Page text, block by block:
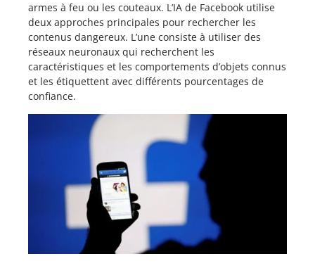
armes à feu ou les couteaux. L’IA de Facebook utilise
deux approches principales pour rechercher les
contenus dangereux. L’une consiste à utiliser des
réseaux neuronaux qui recherchent les
caractéristiques et les comportements d’objets connus
et les étiquettent avec différents pourcentages de
confiance.